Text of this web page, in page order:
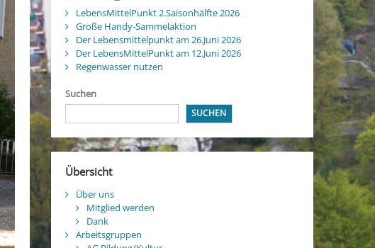
LebensMittelPunkt 2.Saisonhälfte 2026
Große Handy-Sammelaktion
Der Lebensmittelpunkt am 26.Juni 2026
Der LebensMittelPunkt am 12.Juni 2026
Regenwasser nutzen
Suchen
SUCHEN
Übersicht
Über uns
Mitglied werden
Dank
Arbeitsgruppen